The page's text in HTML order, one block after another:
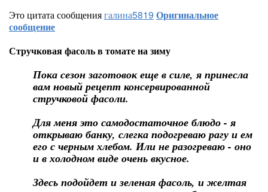
Это цитата сообщениягалина5819 Оригинальное
сообщение
Стручковая фасоль в томате на зиму
Пока сезон заготовок еще в силе, я принесла
вам новый рецепт консервированной
стручковой фасоли.
Для меня это самодостаточное блюдо - я
открываю банку, слегка подогреваю рагу и ем
его с черным хлебом. Или не разогреваю - оно
и в холодном виде очень вкусное.
Здесь подойдет и зеленая фасоль, и желтая